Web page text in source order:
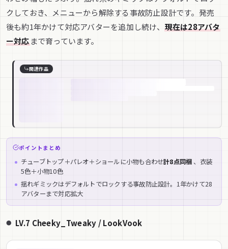
クしておき、メニューから解除する事故防止設計です。発売
後も約1年かけて対応アバターを追加し続け、 現在は28アバタ
ー対応まで育っています。
関連作品
ポイントまとめ
チューブトップ＋パレオ＋ショールに小物も合わせ計8点同梱 、衣装
5色＋小物10色
揺れギミックはデフォルトでロックする事故防止設計。1年かけて28
アバターまで対応拡大
LV.7 Cheeky_Tweaky / LookVook